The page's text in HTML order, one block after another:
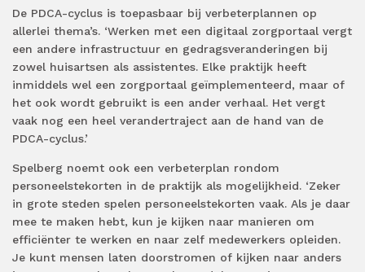
De PDCA-cyclus is toepasbaar bij verbeterplannen op
allerlei thema’s. ‘Werken met een digitaal zorgportaal vergt
een andere infrastructuur en gedragsveranderingen bij
zowel huisartsen als assistentes. Elke praktijk heeft
inmiddels wel een zorgportaal geïmplementeerd, maar of
het ook wordt gebruikt is een ander verhaal. Het vergt
vaak nog een heel verandertraject aan de hand van de
PDCA-cyclus.’
Spelberg noemt ook een verbeterplan rondom
personeelstekorten in de praktijk als mogelijkheid. ‘Zeker
in grote steden spelen personeelstekorten vaak. Als je daar
mee te maken hebt, kun je kijken naar manieren om
efficiënter te werken en naar zelf medewerkers opleiden.
Je kunt mensen laten doorstromen of kijken naar anders